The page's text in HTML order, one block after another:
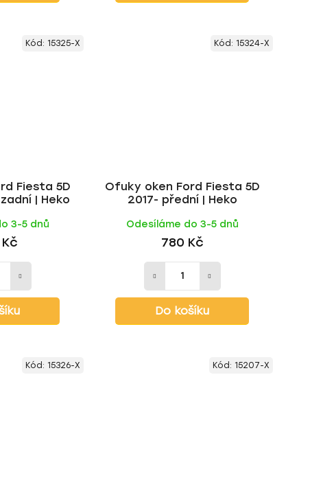
Fiesta 5D
| Heko
3-5 dnů
Kč
Kód: 15325-X
Ofuky oken Ford Fiesta 5D
2017- přední | Heko
Odesíláme do 3-5 dnů
780 Kč
Do košíku
Kód: 15324-X
Kód: 15326-X Kód: 15207-X